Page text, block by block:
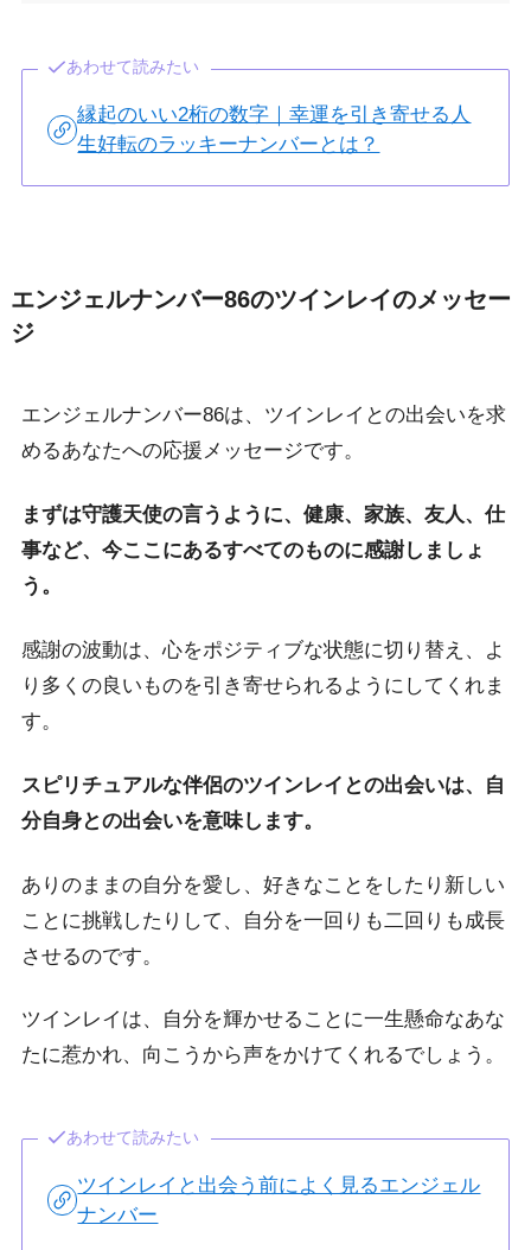
あわせて読みたい
縁起のいい2桁の数字｜幸運を引き寄せる人
生好転のラッキーナンバーとは？
エンジェルナンバー86のツインレイのメッセー
ジ
エンジェルナンバー86は、ツインレイとの出会いを求
めるあなたへの応援メッセージです。
まずは守護天使の言うように、健康、家族、友人、仕
事など、今ここにあるすべてのものに感謝しましょ
う。
感謝の波動は、心をポジティブな状態に切り替え、よ
り多くの良いものを引き寄せられるようにしてくれま
す。
スピリチュアルな伴侶のツインレイとの出会いは、自
分自身との出会いを意味します。
ありのままの自分を愛し、好きなことをしたり新しい
ことに挑戦したりして、自分を一回りも二回りも成長
させるのです。
ツインレイは、自分を輝かせることに一生懸命なあな
たに惹かれ、向こうから声をかけてくれるでしょう。
あわせて読みたい
ツインレイと出会う前によく見るエンジェル
ナンバー